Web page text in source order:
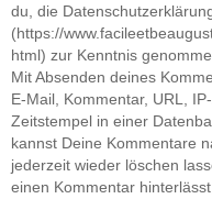
du, die
(https://
html) zur Kenntnis
Mit Absenden deines
E-Mail, Kommentar, URL,
Zeitstempel in einer
kannst Deine Kommentare
jederzeit wieder löschen
einen Kommentar